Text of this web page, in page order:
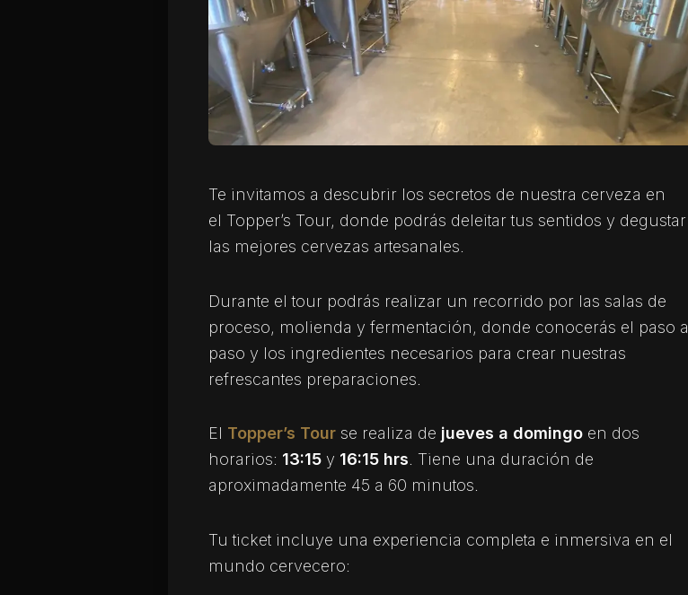
Te invitamos a descubrir los secretos de nuestra cerveza en
el Topper’s Tour, donde podrás deleitar tus sentidos y degustar
las mejores cervezas artesanales.
Durante el tour podrás realizar un recorrido por las salas de
proceso, molienda y fermentación, donde conocerás el paso a
paso y los ingredientes necesarios para crear nuestras
refrescantes preparaciones.
El Topper’s Tour se realiza de jueves a domingo en dos
horarios: 13:15 y 16:15 hrs . Tiene una duración de
aproximadamente 45 a 60 minutos.
Tu ticket incluye una experiencia completa e inmersiva en el
mundo cervecero: